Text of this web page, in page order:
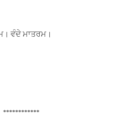
ਵੰਦੇ ਮਾਤਰਮ।
************